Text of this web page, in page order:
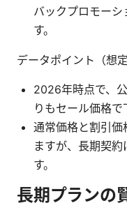
バックプロモーシ
す。
データポイント（想定
2026年時点で、
りもセール価格で
通常価格と割引価
ますが、長期契
す。
長期プランの